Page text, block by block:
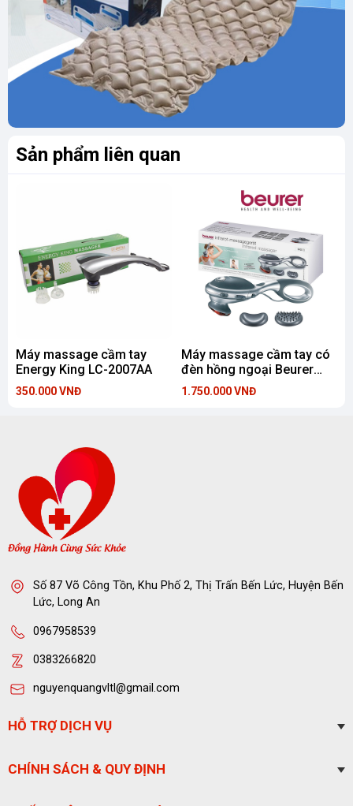
Sản phẩm liên quan
Máy massage cầm tay
Energy King LC-2007AA
350.000 VNĐ
Máy massage cầm tay có
đèn hồng ngoại Beurer
MG70
1.750.000 VNĐ
Số 87 Võ Công Tồn, Khu Phố 2, Thị Trấn Bến Lức, Huyện Bến
Lức, Long An
0967958539
0383266820
nguyenquangvltl@gmail.com
HỖ TRỢ DỊCH VỤ
CHÍNH SÁCH & QUY ĐỊNH